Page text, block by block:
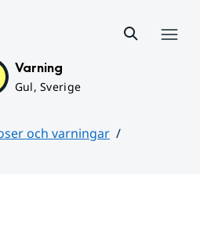
Varning
Gul, Sverige
och varningar